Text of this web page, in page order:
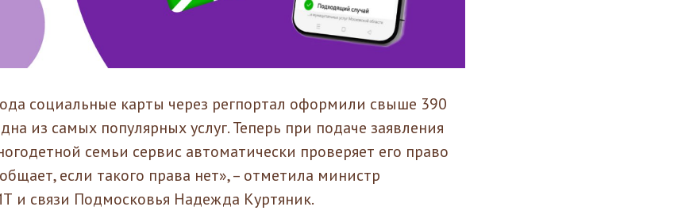
социальные карты через регпортал оформили свыше 390
из самых популярных услуг. Теперь при подаче заявления
семьи сервис автоматически проверяет его право
если такого права нет», – отметила министр
и связи Подмосковья Надежда Куртяник.